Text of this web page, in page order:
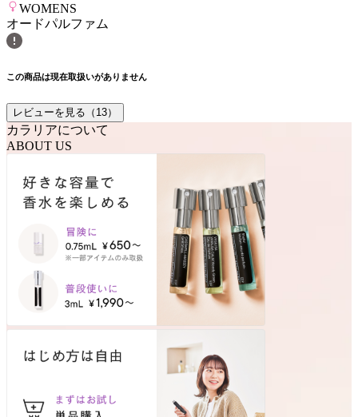
WOMENS
オードパルファム
この商品は現在取扱いがありません
レビューを見る（ 13）
カラリアについて
ABOUT US